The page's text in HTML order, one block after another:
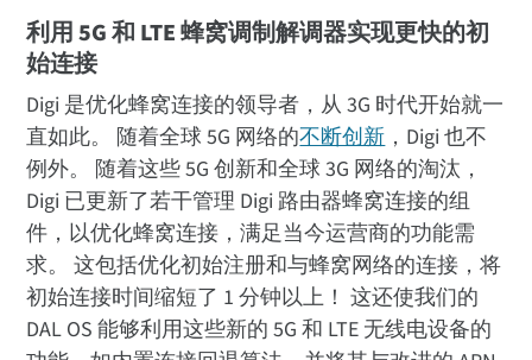
利用 5G 和 LTE 蜂窝调制解调器实现更快的初
始连接
Digi 是优化蜂窝连接的领导者，从 3G 时代开始就一
直如此。 随着全球 5G 网络的不断创新，Digi 也不
例外。 随着这些 5G 创新和全球 3G 网络的淘汰，
Digi 已更新了若干管理 Digi 路由器蜂窝连接的组
件，以优化蜂窝连接，满足当今运营商的功能需
求。 这包括优化初始注册和与蜂窝网络的连接，将
初始连接时间缩短了 1 分钟以上！ 这还使我们的
DAL OS 能够利用这些新的 5G 和 LTE 无线电设备的